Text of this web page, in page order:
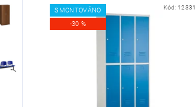
SMONTOVÁNO
-30 %
Kód: 12331